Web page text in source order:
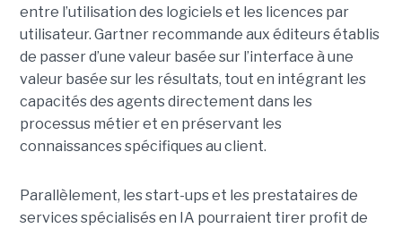
entre l’utilisation des logiciels et les licences par
utilisateur. Gartner recommande aux éditeurs établis
de passer d’une valeur basée sur l’interface à une
valeur basée sur les résultats, tout en intégrant les
capacités des agents directement dans les
processus métier et en préservant les
connaissances spécifiques au client.
Parallèlement, les start-ups et les prestataires de
services spécialisés en IA pourraient tirer profit de